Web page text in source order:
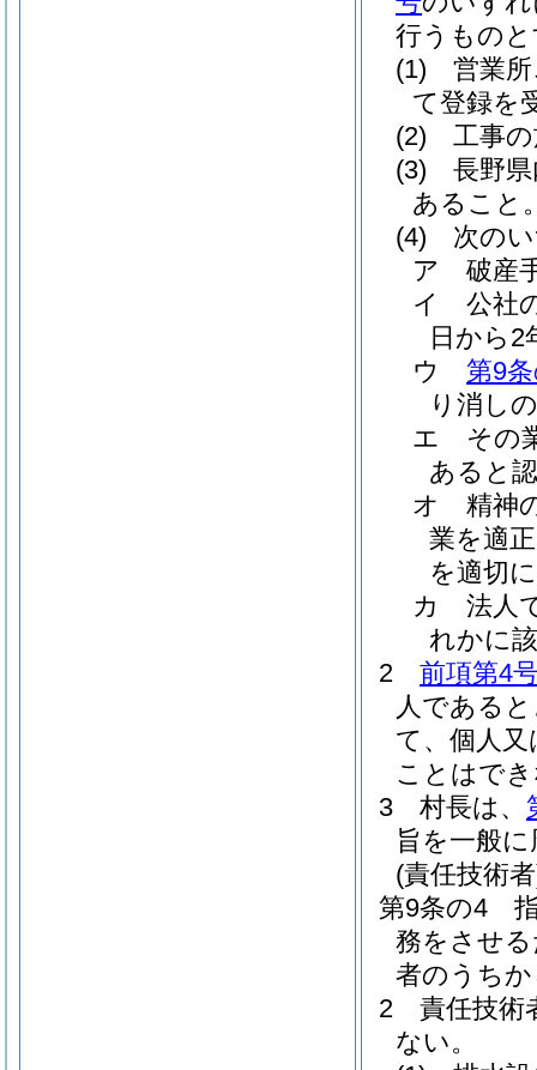
行うもの
(1)
営業
て登録を
(2)
工事
(3)
長野
あること
(4)
次の
ア
破産
イ
公社
日から2
ウ
第9
り消し
エ
その
あると
オ
精神
業を適
を適切
カ
法人
れかに
2
前項第4
人である
て、個人
ことはで
3
村長は、
旨を一般
(責任技術
第9条の4
務をさせ
者のうち
2
責任技術
ない。